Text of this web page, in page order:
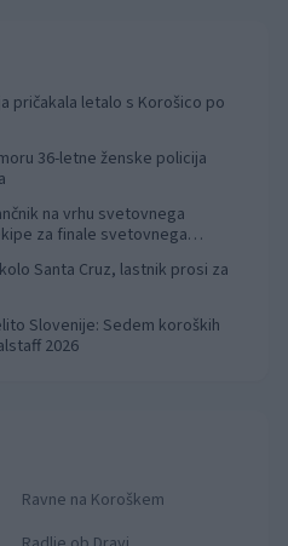
pričakala letalo s Korošico po
36-letne ženske policija
na vrhu svetovnega
za finale svetovnega
Santa Cruz, lastnik prosi za
Slovenije: Sedem koroških
2026
Ravne na Koroškem